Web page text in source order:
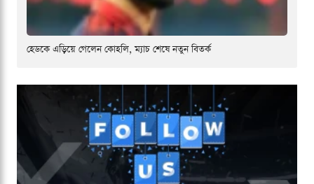
হেডকে এড়িয়ে গেলেন কোহলি, ম্যাচ শেষে নতুন বিতর্ক